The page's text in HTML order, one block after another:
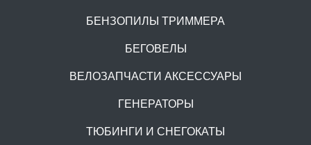
БЕНЗОПИЛЫ ТРИММЕРА
БЕГОВЕЛЫ
ВЕЛОЗАПЧАСТИ АКСЕССУАРЫ
ГЕНЕРАТОРЫ
ТЮБИНГИ И СНЕГОКАТЫ